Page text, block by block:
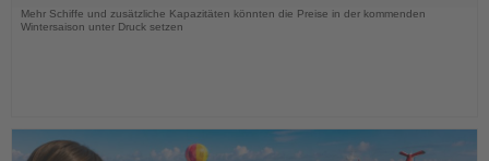
Mehr Schiffe und zusätzliche Kapazitäten könnten die Preise in der kommenden
Wintersaison unter Druck setzen